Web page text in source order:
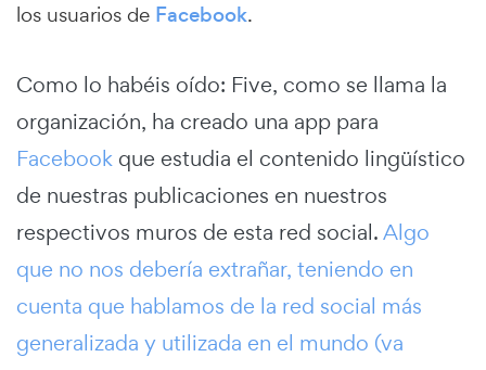
los usuarios de Facebook.
Como lo habéis oído: Five, como se llama la
organización, ha creado una app para
Facebook que estudia el contenido lingüístico
de nuestras publicaciones en nuestros
respectivos muros de esta red social.Algo
que no nos debería extrañar, teniendo en
cuenta que hablamos de la red social más
generalizada y utilizada en el mundo (va